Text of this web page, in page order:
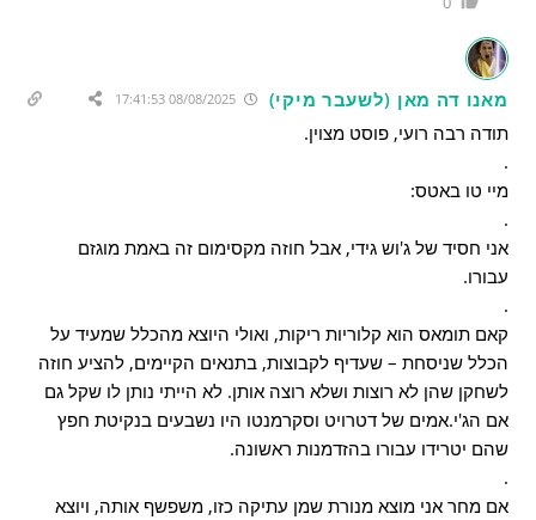
מאנו דה מאן (לשעבר מיקי) 08/08/2025 17:41:53
תודה רבה רועי, פוסט מצוין.
.
מיי טו באטס:
.
אני חסיד של ג'וש גידי, אבל חוזה מקסימום זה באמת מוגזם
עבורו.
.
קאם תומאס הוא קלוריות ריקות, ואולי היוצא מהכלל שמעיד על
הכלל שניסחת – שעדיף לקבוצות, בתנאים הקיימים, להציע חוזה
לשחקן שהן לא רוצות ושלא רוצה אותן. לא הייתי נותן לו שקל גם
אם הג'י.אמים של דטרויט וסקרמנטו היו נשבעים בנקיטת חפץ
שהם יטרידו עבורו בהזדמנות ראשונה.
.
אם מחר אני מוצא מנורת שמן עתיקה כזו, משפשף אותה, ויוצא